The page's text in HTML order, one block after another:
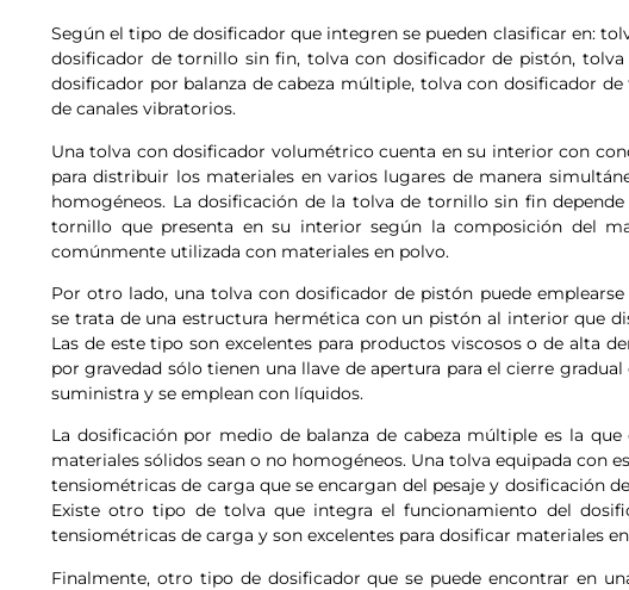
Según el tipo de dosificador que integren se pueden clasificar en:
dosificador de tornillo sin fin, tolva con dosificador de pistón,
dosificador por balanza de cabeza múltiple, tolva con dosificador
de canales vibratorios.
Una tolva con dosificador volumétrico cuenta en su interior con
para distribuir los materiales en varios lugares de manera
homogéneos. La dosificación de la tolva de tornillo sin fin
tornillo que presenta en su interior según la composición del
comúnmente utilizada con materiales en polvo.
Por otro lado, una tolva con dosificador de pistón puede
se trata de una estructura hermética con un pistón al interior que
Las de este tipo son excelentes para productos viscosos o de alta
por gravedad sólo tienen una llave de apertura para el cierre
suministra y se emplean con líquidos.
La dosificación por medio de balanza de cabeza múltiple es la
materiales sólidos sean o no homogéneos. Una tolva equipada con
tensiométricas de carga que se encargan del pesaje y dosificación
Existe otro tipo de tolva que integra el funcionamiento del
tensiométricas de carga y son excelentes para dosificar materiales
Finalmente, otro tipo de dosificador que se puede encontrar en